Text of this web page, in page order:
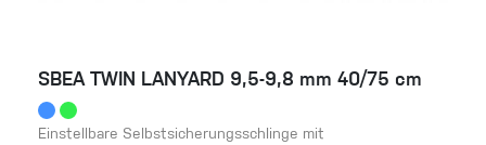
SBEA TWIN LANYARD 9,5-9,8 mm 40/75 cm
Einstellbare Selbstsicherungsschlinge mit